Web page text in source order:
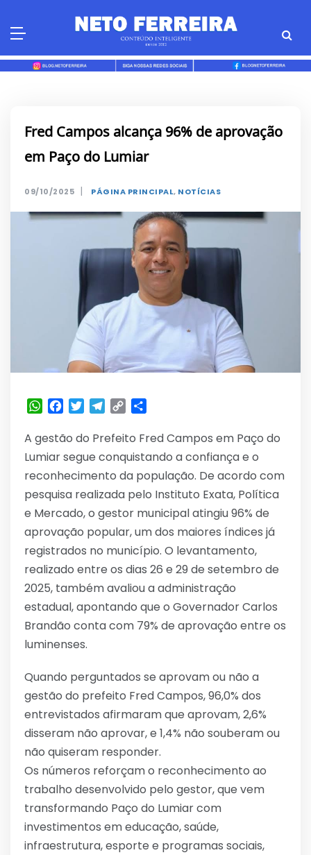
Fred Campos alcança 96% de aprovação
em Paço do Lumiar
09/10/2025 | PÁGINA PRINCIPAL, NOTÍCIAS
WhatsApp
Facebook
TwitterTelegram
Copy
A gestão do Prefeito Fred Campos em Paço do
Lumiar segue conquistando a confiança e o
reconhecimento da população. De acordo com
pesquisa realizada pelo Instituto Exata, Política
e Mercado, o gestor municipal atingiu 96% de
aprovação popular, um dos maiores índices já
registrados no município. O levantamento,
realizado entre os dias 26 e 29 de setembro de
2025, também avaliou a administração
estadual, apontando que o Governador Carlos
Brandão conta com 79% de aprovação entre os
luminenses.
Quando perguntados se aprovam ou não a
gestão do prefeito Fred Campos, 96,0% dos
entrevistados afirmaram que aprovam, 2,6%
disseram não aprovar, e 1,4% não souberam ou
não quiseram responder.
Os números reforçam o reconhecimento ao
trabalho desenvolvido pelo gestor, que vem
transformando Paço do Lumiar com
investimentos em educação, saúde,
infraestrutura, esporte e programas sociais,